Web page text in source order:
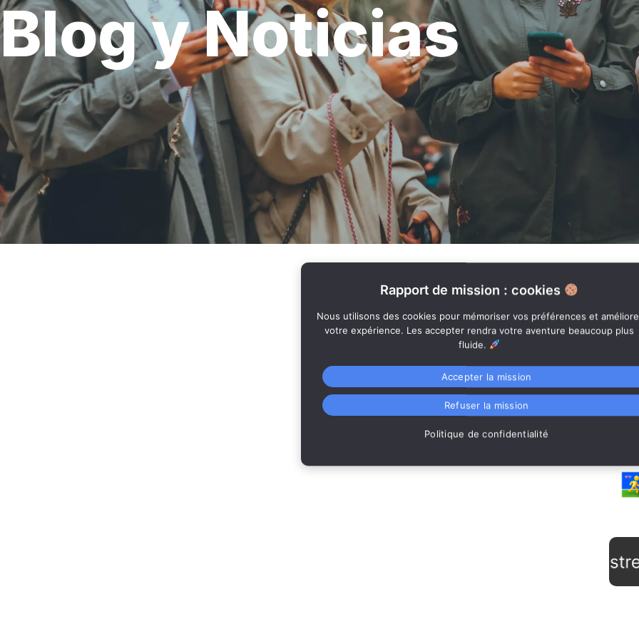
Blog y Noticias
Rapport de mission : cookies
Nous utilisons des cookies pour mémoriser vos préférences et
votre expérience. Les accepter rendra votre aventure beaucoup plus
fluide.
Accepter la mission
Refuser la mission
Politique de confidentialité